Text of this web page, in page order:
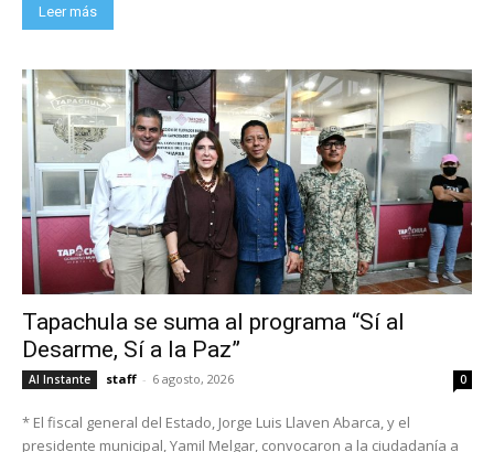
Leer más
Tapachula se suma al programa “Sí al
Desarme, Sí a la Paz”
Al Instante staff - 6 agosto, 2026 0
* El fiscal general del Estado, Jorge Luis Llaven Abarca, y el
presidente municipal, Yamil Melgar, convocaron a la ciudadanía a